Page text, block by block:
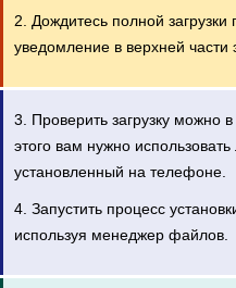
2. Дождитесь полной
уведомление в верхней части
3. Проверить загрузку можно
этого вам нужно
установленный на телефоне.
4. Запустить процесс
используя менеджер файлов.